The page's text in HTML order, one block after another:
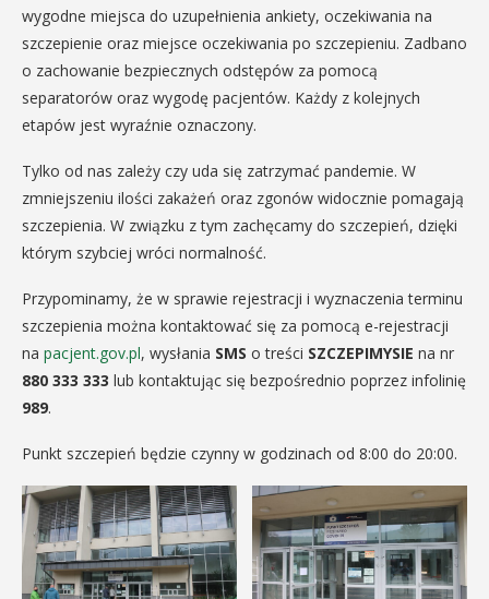
wygodne miejsca do uzupełnienia ankiety, oczekiwania na
szczepienie oraz miejsce oczekiwania po szczepieniu. Zadbano
o zachowanie bezpiecznych odstępów za pomocą
separatorów oraz wygodę pacjentów. Każdy z kolejnych
etapów jest wyraźnie oznaczony.
Tylko od nas zależy czy uda się zatrzymać pandemie. W
zmniejszeniu ilości zakażeń oraz zgonów widocznie pomagają
szczepienia. W związku z tym zachęcamy do szczepień, dzięki
którym szybciej wróci normalność.
Przypominamy, że w sprawie rejestracji i wyznaczenia terminu
szczepienia można kontaktować się za pomocą e-rejestracji
na pacjent.gov.pl, wysłania SMS o treści SZCZEPIMYSIE na nr
880 333 333 lub kontaktując się bezpośrednio poprzez infolinię
989.
Punkt szczepień będzie czynny w godzinach od 8:00 do 20:00.